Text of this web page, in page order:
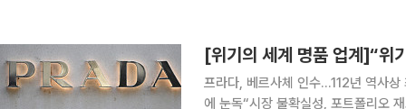
[위기의 세계 명품 업계]“위
프라다, 베르사체 인수…112년 역사
에 눈독“시장 불확실성, 포트폴리오